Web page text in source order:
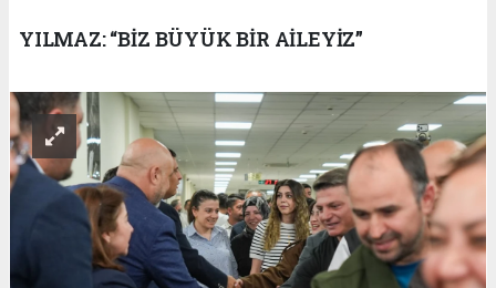
YILMAZ: “BİZ BÜYÜK BİR AİLEYİZ”